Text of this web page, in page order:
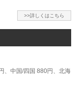
>>詳しくはこちら
、中国/四国 880円、北海